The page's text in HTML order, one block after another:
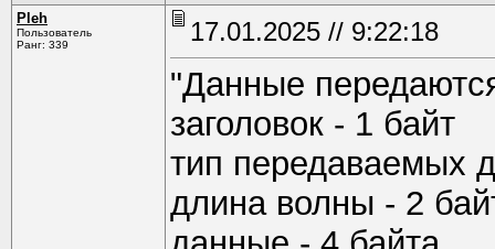
Pleh
Пользователь
Ранг: 339
17.01.2025 // 9:22:18
"Данные
заголовок - 1 байт
тип передаваемых
длина волны - 2